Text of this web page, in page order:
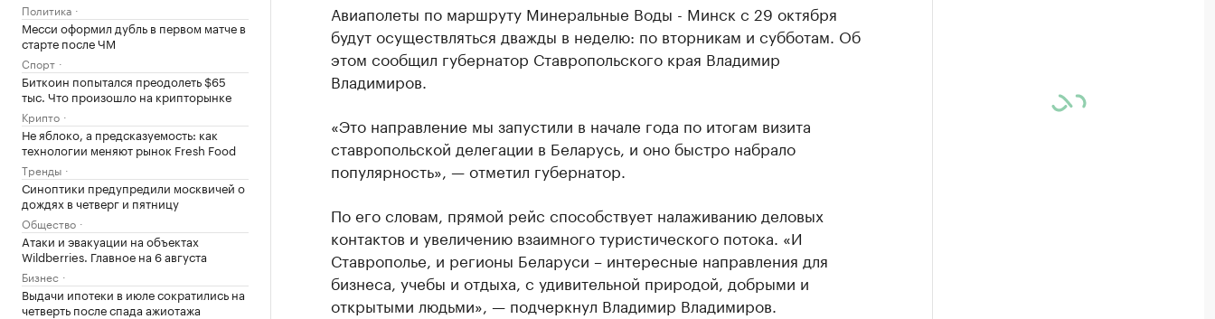
Политика
Месси оформил дубль в первом матче в
старте после ЧМ
Спорт
Биткоин попытался преодолеть $65
тыс. Что произошло на крипторынке
Крипто
Не яблоко, а предсказуемость: как
технологии меняют рынок Fresh Food
Тренды
Синоптики предупредили москвичей о
дождях в четверг и пятницу
Общество
Атаки и эвакуации на объектах
Wildberries. Главное на 6 августа
Бизнес
Выдачи ипотеки в июле сократились на
четверть после спада ажиотажа
Авиаполеты по маршруту Минеральные Воды - Минск с 29 октября
будут осуществляться дважды в неделю: по вторникам и субботам. Об
этом сообщил губернатор Ставропольского края Владимир
Владимиров.
«Это направление мы запустили в начале года по итогам визита
ставропольской делегации в Беларусь, и оно быстро набрало
популярность», — отметил губернатор.
По его словам, прямой рейс способствует налаживанию деловых
контактов и увеличению взаимного туристического потока. «И
Ставрополье, и регионы Беларуси – интересные направления для
бизнеса, учебы и отдыха, с удивительной природой, добрыми и
открытыми людьми», — подчеркнул Владимир Владимиров.